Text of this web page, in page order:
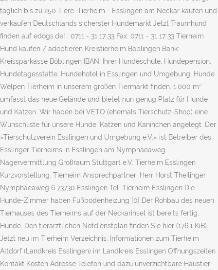
täglich bis zu 250 Tiere. Tierheim - Esslingen am Neckar kaufen und
verkaufen Deutschlands sicherster Hundemarkt Jetzt Traumhund
finden auf edogs.de! : 0711 - 31 17 33 Fax: 0711 - 31 17 33 Tierheim
Hund kaufen / adoptieren Kreistierheim Böblingen Bank:
Kreissparkasse Böblingen IBAN: Ihrer Hundeschule, Hundepension,
Hundetagesstätte, Hundehotel in Esslingen und Umgebung. Hunde
Welpen Tierheim in unserem großen Tiermarkt finden. 1.000 m²
umfasst das neue Gelände und bietet nun genug Platz für Hunde
und Katzen. Wir haben bei VETO (ehemals Tierschutz-Shop) eine
Wunschliste für unsere Hunde, Katzen und Kaninchen angelegt. Der
»Tierschutzverein Esslingen und Umgebung e.V.« ist Betreiber des
Esslinger Tierheims in Esslingen am Nymphaeaweg.
Nagervermittlung Großraum Stuttgart e.V. Tierheim Esslingen
Kurzvorstellung. Tierheim Ansprechpartner: Herr Horst Theilinger
Nymphaeaweg 6 73730 Esslingen Tel. Tierheim Esslingen Die
Hunde-Zimmer haben Fußbodenheizung [0] Der Rohbau des neuen
Tierhauses des Tierheims auf der Neckarinsel ist bereits fertig.
Hunde. Den tierärztlichen Notdienstplan finden Sie hier (176,1 KiB).
Jetzt neu im Tierheim Verzeichnis: Informationen zum Tierheim
Altdorf (Landkreis Esslingen) im Landkreis Esslingen Öffnungszeiten
Kontakt Kosten Adresse Telefon und dazu unverzichtbare Haustier-